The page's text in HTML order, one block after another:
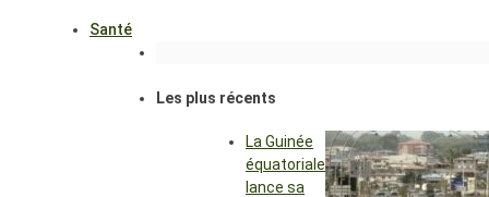
Santé
Les plus récents
La Guinée
équatoriale
lance sa